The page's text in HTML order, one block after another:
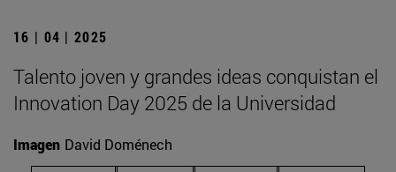
16 | 04 | 2025
Talento joven y grandes ideas conquistan el
Innovation Day 2025 de la Universidad
Imagen David Doménech